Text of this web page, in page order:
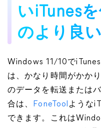
いiTunes
のより良
Windows 11/10で
は、かなり時間がかか
のデータを転送または
合は、
FoneTool ような
できます。これは